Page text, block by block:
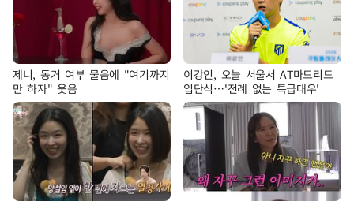
제니, 동거 여부 물음에 "여기까지
만 하자" 웃음
이강인, 오늘 서울서 AT마드리드
입단식…'전례 없는 특급대우'